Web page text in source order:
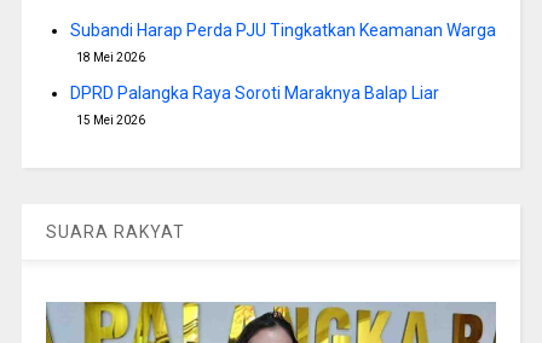
Subandi Harap Perda PJU Tingkatkan Keamanan Warga
18 Mei 2026
DPRD Palangka Raya Soroti Maraknya Balap Liar
15 Mei 2026
SUARA RAKYAT